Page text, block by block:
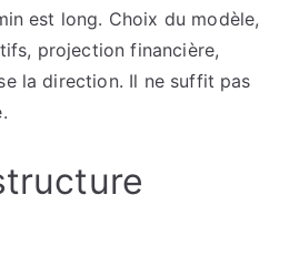
est long. Choix du modèle,
projection financière,
la direction. Il ne suffit pas